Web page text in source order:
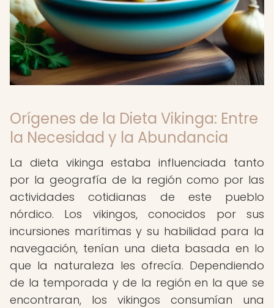
Orígenes de la Dieta Vikinga: Entre
la Necesidad y la Abundancia
La dieta vikinga estaba influenciada tanto
por la geografía de la región como por las
actividades cotidianas de este pueblo
nórdico. Los vikingos, conocidos por sus
incursiones marítimas y su habilidad para la
navegación, tenían una dieta basada en lo
que la naturaleza les ofrecía. Dependiendo
de la temporada y de la región en la que se
encontraran, los vikingos consumían una